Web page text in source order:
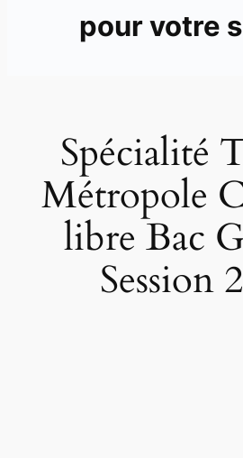
pour votre
Spécialité
Métropole
libre Bac
Session